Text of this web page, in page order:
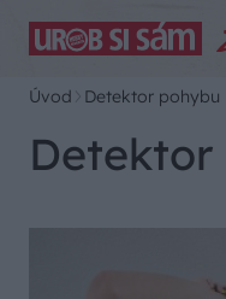
Úvod Detektor pohybu
Detektor